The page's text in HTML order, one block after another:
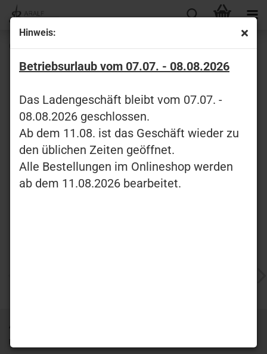
Hinweis:
Betriebsurlaub vom 07.07. - 08.08.2026
Das Ladengeschäft bleibt vom 07.07. -
08.08.2026 geschlossen.
Ab dem 11.08. ist das Geschäft wieder zu
den üblichen Zeiten geöffnet.
Alle Bestellungen im Onlineshop werden
ab dem 11.08.2026 bearbeitet.
Cordovan Classic Long Wallet
Art.Nr.:
Lieferzeit: